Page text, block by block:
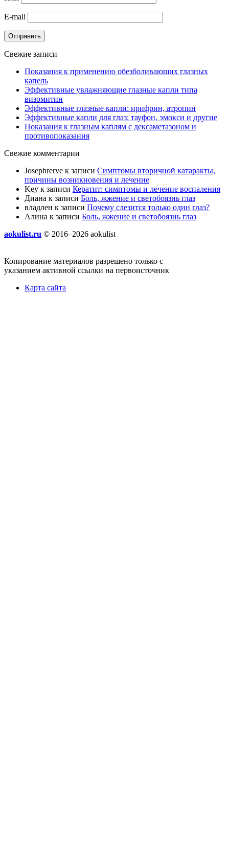
E-mail
Отправить
Свежие записи
Показания к применению обезболивающих глазных
капель
Эффективные увлажняющие глазные капли типа
визомитин
Эффективные глазные капли: ирифрин, атропин
Эффективные капли для глаз: тауфон, эмокси и другие
Показания к глазным каплям с дексаметазоном и
противопоказания
Свежие комментарии
Josephrerve к записи Симптомы вторичной катаракты,
причины возникновения и лечение
Key к записи Кератит: симптомы и лечение воспаления
Диана к записи Боль, жжение и светобоязнь глаз
владлен к записи Почему слезится только один глаз?
Алина к записи Боль, жжение и светобоязнь глаз
aokulist.ru © 2016–2026 aokulist
Копирование материалов разрешено только с
указанием активной ссылки на первоисточник
Карта сайта